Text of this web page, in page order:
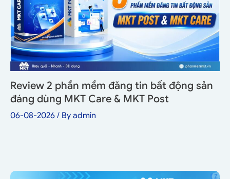
Review 2 phần mềm đăng tin bất động sản
đáng dùng MKT Care & MKT Post
06-08-2026 / By admin